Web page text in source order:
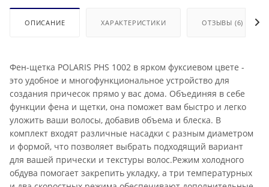
ОПИСАНИЕ ХАРАКТЕРИСТИКИ ОТЗЫВЫ (6)
Фен-щетка POLARIS PHS 1002 в ярком фуксиевом цвете -
это удобное и многофункциональное устройство для
создания причесок прямо у вас дома. Объединяя в себе
функции фена и щетки, она поможет вам быстро и легко
уложить ваши волосы, добавив объема и блеска. В
комплект входят различные насадки с разным диаметром
и формой, что позволяет выбрать подходящий вариант
для вашей прически и текстуры волос.Режим холодного
обдува помогает закрепить укладку, а три температурных